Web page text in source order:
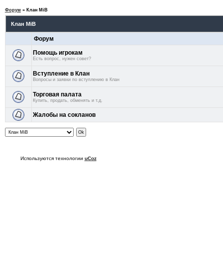
Форум » Клан MiB
Клан MiB
Форум
Помощь игрокам
Есть вопрос, нужен совет?
Вступление в Клан
Вопросы и заявки по вступлению в Клан
Торговая палата
Купить, продать, обменять и т.д.
Жалобы на сокланов
Используются технологии uCoz